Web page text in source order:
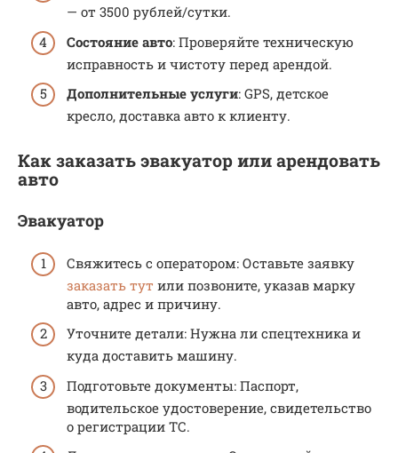
— от 3500 рублей/сутки.
Состояние авто: Проверяйте техническую
исправность и чистоту перед арендой.
Дополнительные услуги: GPS, детское
кресло, доставка авто к клиенту.
Как заказать эвакуатор или арендовать
авто
Эвакуатор
Свяжитесь с оператором: Оставьте заявку
заказать тут или позвоните, указав марку
авто, адрес и причину.
Уточните детали: Нужна ли спецтехника и
куда доставить машину.
Подготовьте документы: Паспорт,
водительское удостоверение, свидетельство
о регистрации ТС.